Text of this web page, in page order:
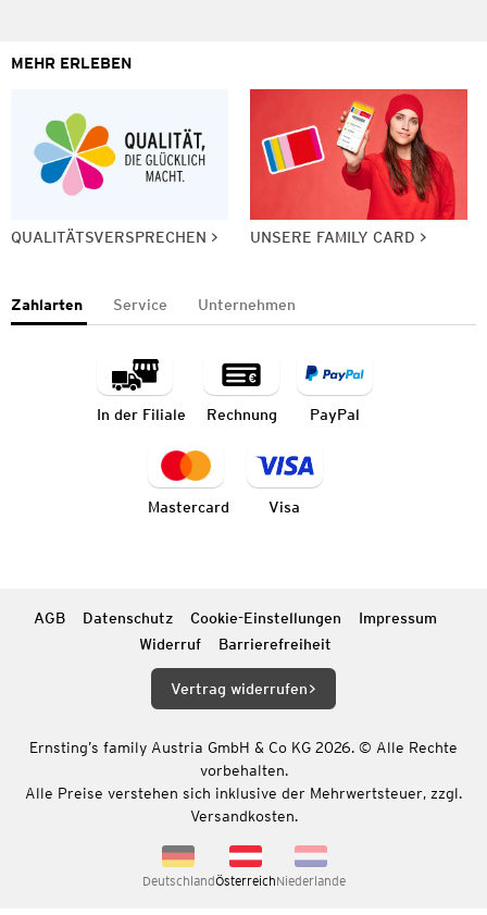
MEHR ERLEBEN
QUALITÄTSVERSPRECHEN UNSERE FAMILY CARD
Zahlarten Service Unternehmen
In der Filiale Rechnung PayPal
Mastercard Visa
AGB Datenschutz Cookie-Einstellungen
Impressum
Widerruf
Barrierefreiheit
Vertrag widerrufen
Ernsting’s family Austria GmbH & Co KG 2026. © Alle Rechte
vorbehalten.
Alle Preise verstehen sich inklusive der Mehrwertsteuer, zzgl.
Versandkosten.
DeutschlandÖsterreichNiederlande